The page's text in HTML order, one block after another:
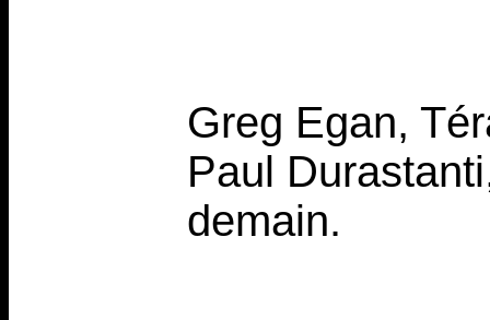
Greg Egan,
Paul
demain.